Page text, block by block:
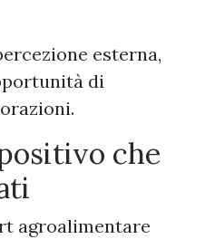
esterna,
di
che
agroalimentare